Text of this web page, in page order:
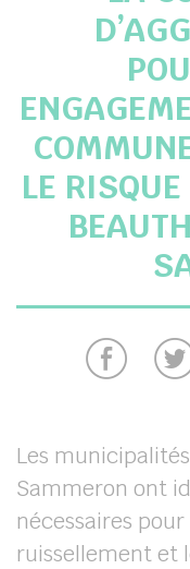
LE
Les
Sammeron ont
nécessaires
ruissellement et